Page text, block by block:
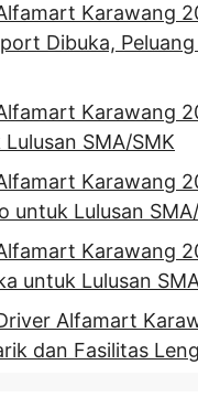
Karawang
Dibuka,
Karawang
SMA/SMK
Karawang
untuk Lulusan
Karawang
untuk Lulusan
Alfamart
dan Fasilitas